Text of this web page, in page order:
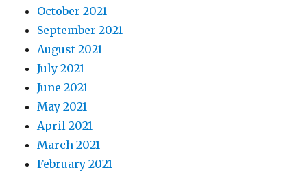
October 2021
September 2021
August 2021
July 2021
June 2021
May 2021
April 2021
March 2021
February 2021